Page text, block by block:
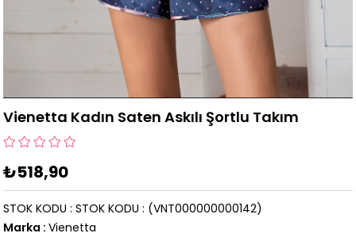
Vienetta Kadın Saten Askılı Şortlu Takım
₺518,90
(VNT000000000142)
STOK KODU
STOK KODU
Marka : Vienetta